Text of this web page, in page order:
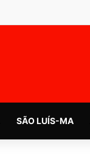
SÃO LUÍS-MA